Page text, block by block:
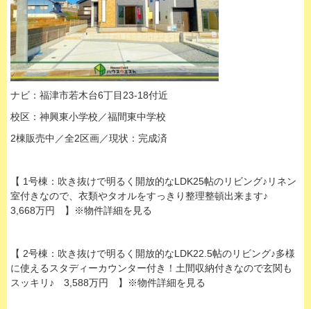
ナビ：福津市若木台6丁目23-18付近
校区：神興東小学校／福間東中学校
2棟販売中／全2区画／現状： 完成済
【 1号棟：吹き抜けで明るく開放的なLDK25帖のリビング♪リネン
室付きなので、衣類やタオルをすっきり整理整頓出来ます♪
3,668万円 】※物件詳細を見る
【 2号棟：吹き抜けで明るく開放的なLDK22.5帖のリビング♪多様
に使えるスタディーカウンター付き！土間収納付きなので玄関も
スッキリ♪ 3,588万円 】※物件詳細を見る